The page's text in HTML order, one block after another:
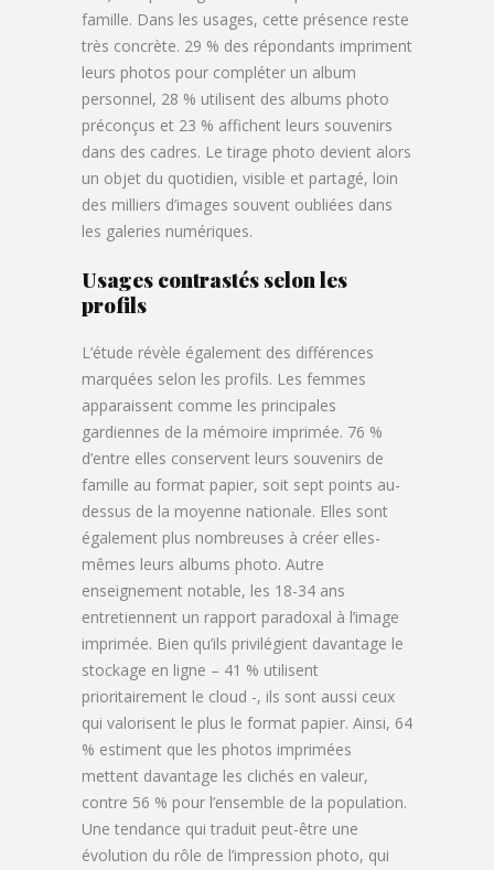
famille. Dans les usages, cette présence reste
très concrète. 29 % des répondants impriment
leurs photos pour compléter un album
personnel, 28 % utilisent des albums photo
préconçus et 23 % affichent leurs souvenirs
dans des cadres. Le tirage photo devient alors
un objet du quotidien, visible et partagé, loin
des milliers d’images souvent oubliées dans
les galeries numériques.
Usages contrastés selon les
profils
L’étude révèle également des différences
marquées selon les profils. Les femmes
apparaissent comme les principales
gardiennes de la mémoire imprimée. 76 %
d’entre elles conservent leurs souvenirs de
famille au format papier, soit sept points au-
dessus de la moyenne nationale. Elles sont
également plus nombreuses à créer elles-
mêmes leurs albums photo. Autre
enseignement notable, les 18-34 ans
entretiennent un rapport paradoxal à l’image
imprimée. Bien qu’ils privilégient davantage le
stockage en ligne – 41 % utilisent
prioritairement le cloud -, ils sont aussi ceux
qui valorisent le plus le format papier. Ainsi, 64
% estiment que les photos imprimées
mettent davantage les clichés en valeur,
contre 56 % pour l’ensemble de la population.
Une tendance qui traduit peut-être une
évolution du rôle de l’impression photo, qui